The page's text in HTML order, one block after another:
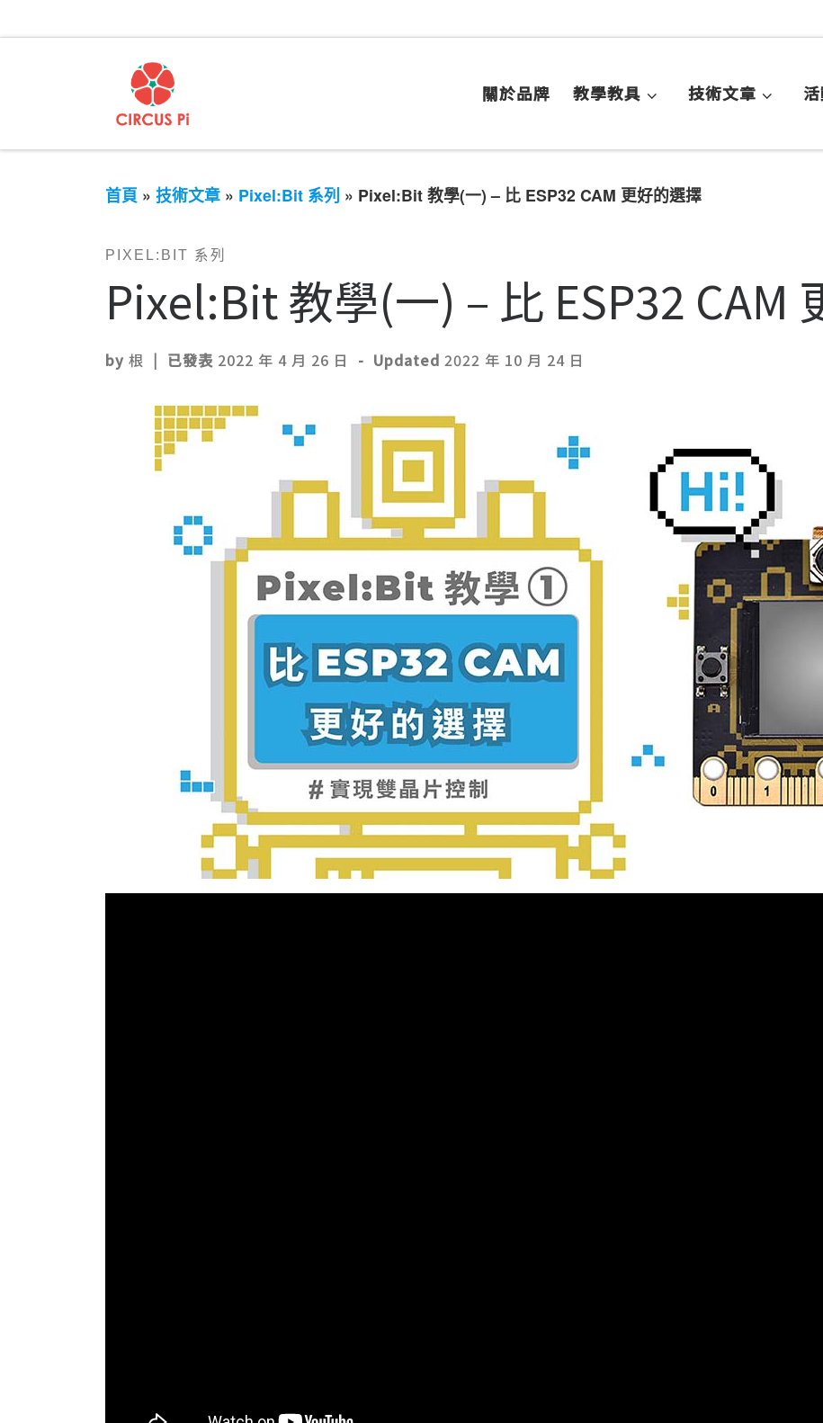
關於品牌 教學教具 技術文章
首頁 » 技術文章 » Pixel:Bit 系列 » Pixel:Bit 教學(一) – 比 ESP32 CAM 更好的選擇
PIXEL:BIT 系列
Pixel:Bit 教學(一) – 比 ESP32 CAM
by 根 | 已發表 2022 年 4 月 26 日 - Updated 2022 年 10 月 24 日